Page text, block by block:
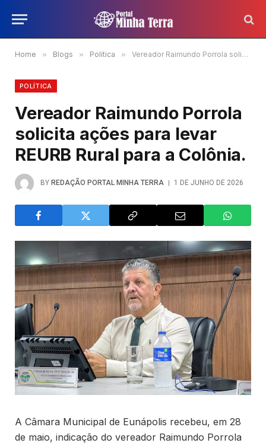
Home » Blogs » Política » Vereador Raimundo Porrola solicita ações para levar REURB Rural para a Colônia.
POLÍTICA
Vereador Raimundo Porrola
solicita ações para levar
REURB Rural para a Colônia.
BY REDAÇÃO PORTAL MINHA TERRA 1 DE JUNHO DE 2026
A Câmara Municipal de Eunápolis recebeu, em 28
de maio, indicação do vereador Raimundo Porrola